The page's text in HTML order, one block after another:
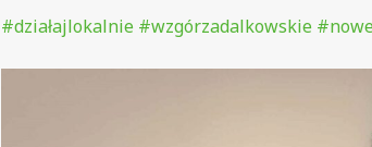
#działajlokalnie #wzgórzadalkowskie